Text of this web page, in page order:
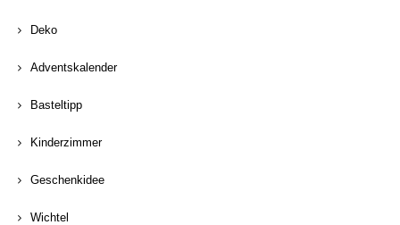
Deko
Adventskalender
Basteltipp
Kinderzimmer
Geschenkidee
Wichtel